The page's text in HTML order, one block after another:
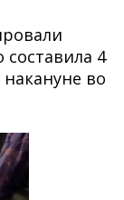
4
во